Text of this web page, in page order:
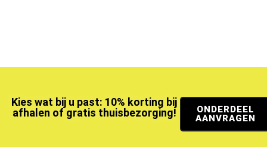
Kies wat bij u past: 10% korting bij
afhalen of gratis thuisbezorging!
ONDERDEEL
AANVRAGEN